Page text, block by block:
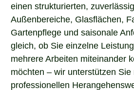
einen strukturierten,
Außenbereiche, Glasflächen,
Gartenpflege und saisonale
gleich, ob Sie einzelne
mehrere Arbeiten miteinander
möchten – wir unterstützen Sie
professionellen